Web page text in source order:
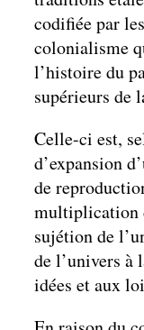
codifiée par
colonialisme
l’histoire du
supérieurs de
Celle-ci est,
d’expansion
de
multiplication
sujétion de
de l’univers à
idées et aux